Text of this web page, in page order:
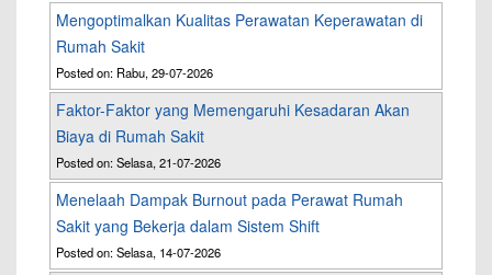
Mengoptimalkan Kualitas Perawatan Keperawatan di
Rumah Sakit
Posted on: Rabu, 29-07-2026
Faktor-Faktor yang Memengaruhi Kesadaran Akan
Biaya di Rumah Sakit
Posted on: Selasa, 21-07-2026
Menelaah Dampak Burnout pada Perawat Rumah
Sakit yang Bekerja dalam Sistem Shift
Posted on: Selasa, 14-07-2026